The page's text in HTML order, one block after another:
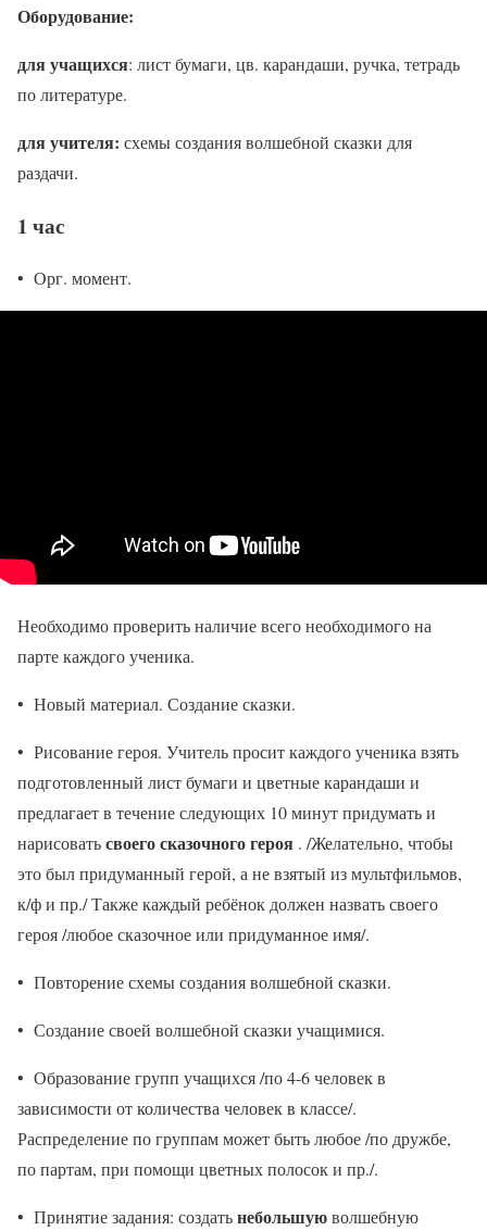
Оборудование:
для учащихся: лист бумаги, цв. карандаши, ручка, тетрадь
по литературе.
для учителя: схемы создания волшебной сказки для
раздачи.
1 час
• Орг. момент.
Необходимо проверить наличие всего необходимого на
парте каждого ученика.
• Новый материал. Создание сказки.
• Рисование героя. Учитель просит каждого ученика взять
подготовленный лист бумаги и цветные карандаши и
предлагает в течение следующих 10 минут придумать и
нарисоватьсвоего сказочного героя . /Желательно, чтобы
это был придуманный герой, а не взятый из мультфильмов,
к/ф и пр./ Также каждый ребёнок должен назвать своего
героя /любое сказочное или придуманное имя/.
• Повторение схемы создания волшебной сказки.
• Создание своей волшебной сказки учащимися.
• Образование групп учащихся /по 4-6 человек в
зависимости от количества человек в классе/.
Распределение по группам может быть любое /по дружбе,
по партам, при помощи цветных полосок и пр./.
• Принятие задания: создатьнебольшуюволшебную